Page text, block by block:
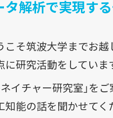
タ解析で実現す
こそ筑波大学までお
に研究活動をしていま
イチャー研究室」を
知能の話を聞かせてく